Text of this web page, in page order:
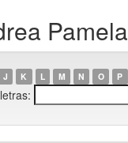
Pamela
J K L M N O P